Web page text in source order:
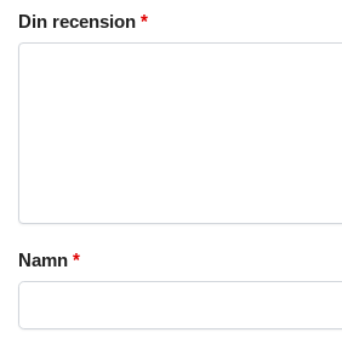
Din recension *
Namn *